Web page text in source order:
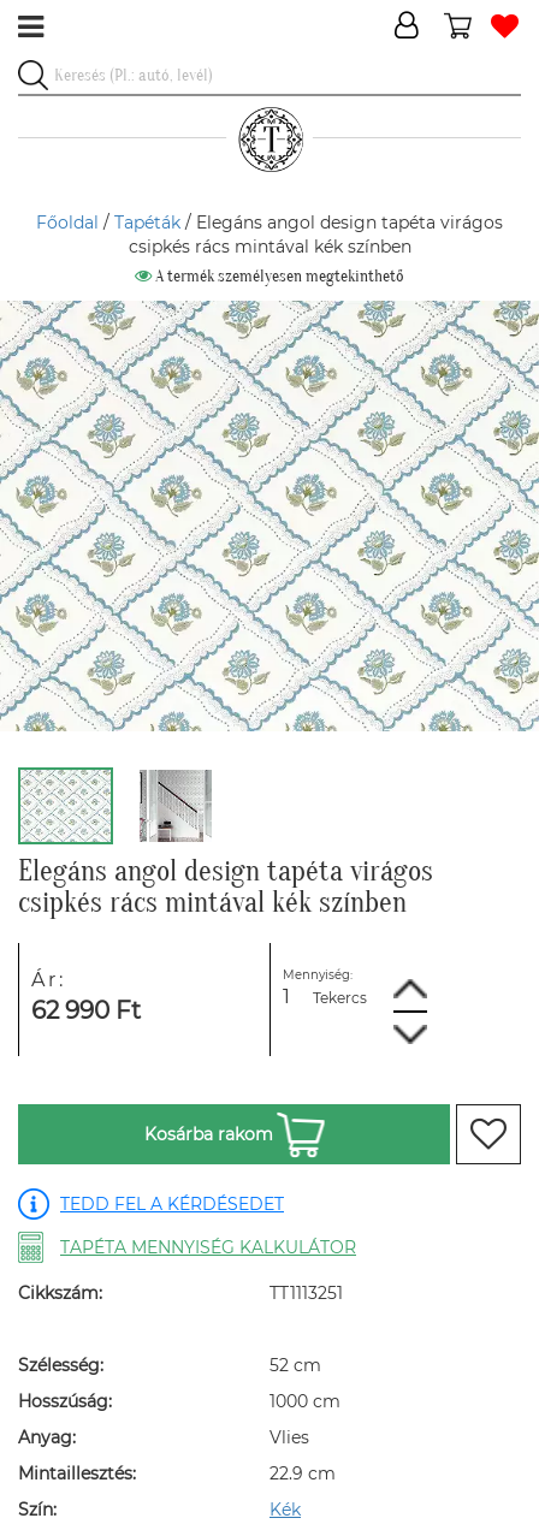
Főoldal / Tapéták / Elegáns angol design tapéta virágos
csipkés rács mintával kék színben
A termék személyesen megtekinthető
Elegáns angol design tapéta virágos
csipkés rács mintával kék színben
Ár:
62 990 Ft
Mennyiség:
Tekercs
Kosárba rakom
TEDD FEL A KÉRDÉSEDET
TAPÉTA MENNYISÉG KALKULÁTOR
Cikkszám: TT1113251
Szélesség:
52 cm
Hosszúság:
1000 cm
Anyag:
Vlies
Mintaillesztés:
22.9 cm
Szín:
Kék